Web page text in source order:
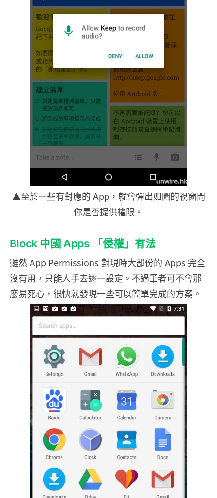
▲至於一些有對應的 App，就會彈出如圖的視窗問
你是否提供權限。
Block 中國 Apps 「侵權」有法
雖然 App Permissions 對現時大部份的 Apps 完全
沒有用，只能人手去逐一設定。不過筆者可不會那
麼易死心，很快就發現一些可以簡單完成的方案。